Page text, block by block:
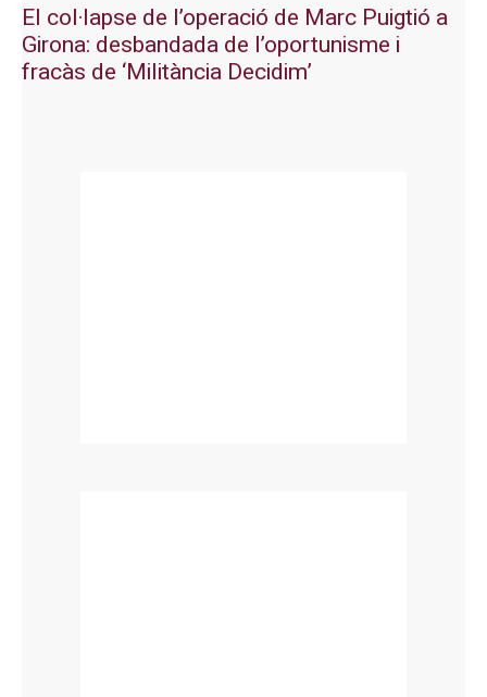
El col·lapse de l’operació de Marc Puigtió a
Girona: desbandada de l’oportunisme i
fracàs de ‘Militància Decidim’